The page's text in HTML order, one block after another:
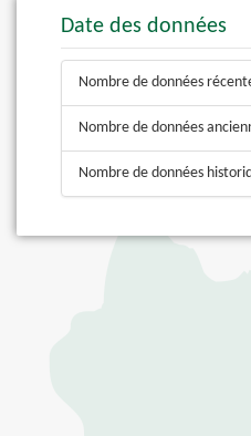
Date des données
Nombre de données
Nombre de données
Nombre de données